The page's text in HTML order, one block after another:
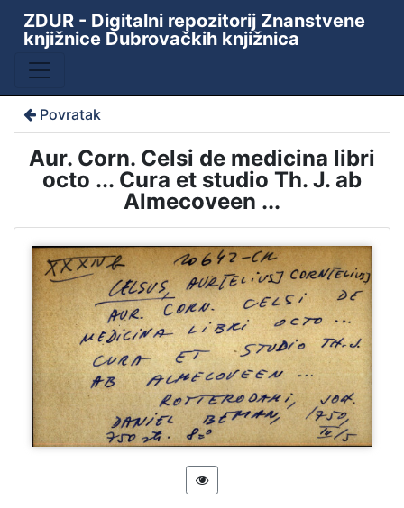
ZDUR - Digitalni repozitorij Znanstvene
knjižnice Dubrovačkih knjižnica
Povratak
Aur. Corn. Celsi de medicina libri
octo ... Cura et studio Th. J. ab
Almecoveen ...